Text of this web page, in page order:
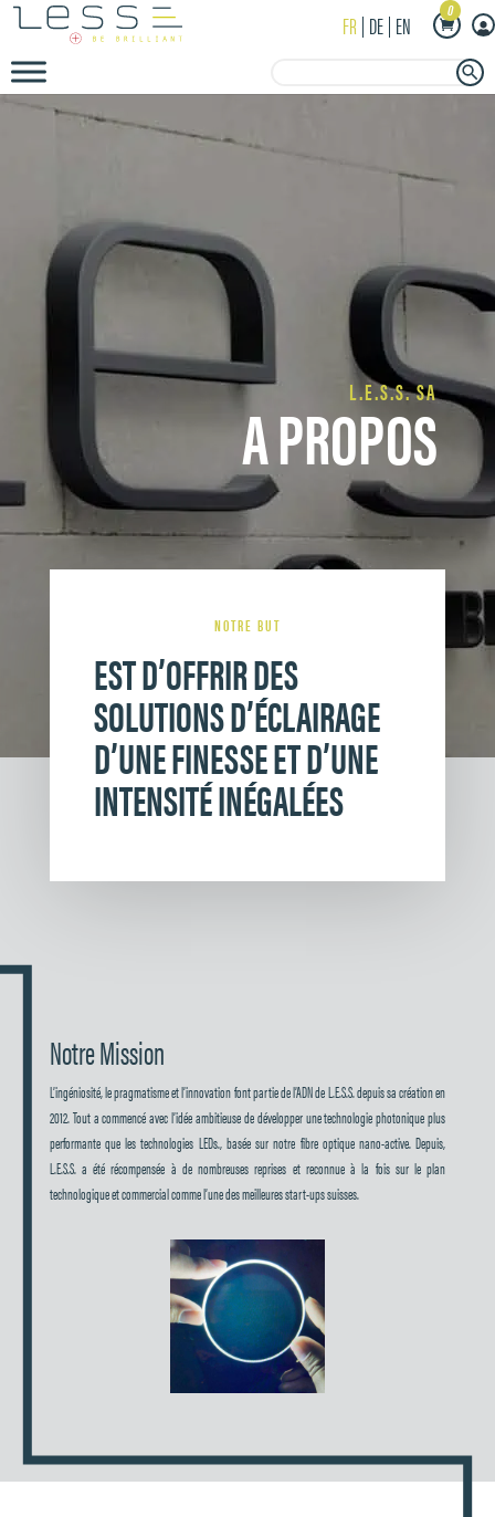
FR DE EN 0
Search Button
L.E.S.S. SA
A PROPOS
NOTRE BUT
EST D’OFFRIR DES
SOLUTIONS D’ÉCLAIRAGE
D’UNE FINESSE ET D’UNE
INTENSITÉ INÉGALÉES
Notre Mission
L’ingéniosité, le pragmatisme et l’innovation font partie de l’ADN de L.E.S.S. depuis sa création en
2012. Tout a commencé avec l’idée ambitieuse de développer une technologie photonique plus
performante que les technologies LEDs., basée sur notre fibre optique nano-active. Depuis,
L.E.S.S. a été récompensée à de nombreuses reprises et reconnue à la fois sur le plan
technologique et commercial comme l’une des meilleures start-ups suisses.